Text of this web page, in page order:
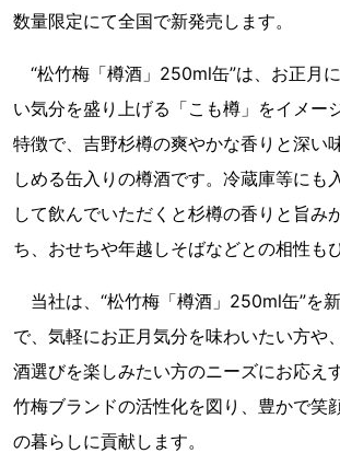
数量限定にて全国で新発売します。
“松竹梅「樽酒」250ml缶”は、お正月
い気分を盛り上げる「こも樽」をイメー
特徴で、吉野杉樽の爽やかな香りと深い
しめる缶入りの樽酒です。冷蔵庫等にも
して飲んでいただくと杉樽の香りと旨み
ち、おせちや年越しそばなどとの相性も
当社は、“松竹梅「樽酒」250ml缶”を
で、気軽にお正月気分を味わいたい方や
酒選びを楽しみたい方のニーズにお応え
竹梅ブランドの活性化を図り、豊かで笑
の暮らしに貢献します。